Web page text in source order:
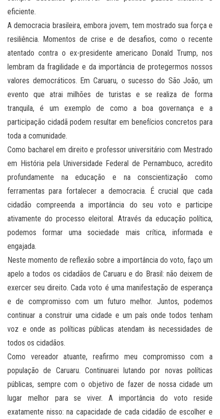
eficiente.
A democracia brasileira, embora jovem, tem mostrado sua força e
resiliência. Momentos de crise e de desafios, como o recente
atentado contra o ex-presidente americano Donald Trump, nos
lembram da fragilidade e da importância de protegermos nossos
valores democráticos. Em Caruaru, o sucesso do São João, um
evento que atrai milhões de turistas e se realiza de forma
tranquila, é um exemplo de como a boa governança e a
participação cidadã podem resultar em benefícios concretos para
toda a comunidade.
Como bacharel em direito e professor universitário com Mestrado
em História pela Universidade Federal de Pernambuco, acredito
profundamente na educação e na conscientização como
ferramentas para fortalecer a democracia. É crucial que cada
cidadão compreenda a importância do seu voto e participe
ativamente do processo eleitoral. Através da educação política,
podemos formar uma sociedade mais crítica, informada e
engajada.
Neste momento de reflexão sobre a importância do voto, faço um
apelo a todos os cidadãos de Caruaru e do Brasil: não deixem de
exercer seu direito. Cada voto é uma manifestação de esperança
e de compromisso com um futuro melhor. Juntos, podemos
continuar a construir uma cidade e um país onde todos tenham
voz e onde as políticas públicas atendam às necessidades de
todos os cidadãos.
Como vereador atuante, reafirmo meu compromisso com a
população de Caruaru. Continuarei lutando por novas políticas
públicas, sempre com o objetivo de fazer de nossa cidade um
lugar melhor para se viver. A importância do voto reside
exatamente nisso: na capacidade de cada cidadão de escolher e